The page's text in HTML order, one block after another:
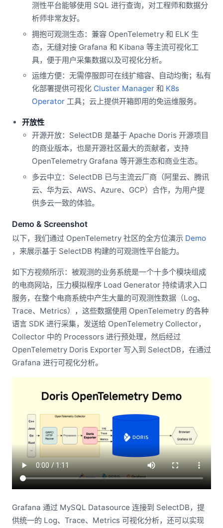
测性平台能够使用 SQL 进行查询，对工程师和数据分
析师非常友好。
拥抱可观测生态：兼容 OpenTelemetry 和 ELK 生
态，无缝对接 Grafana 和 Kibana 等主流可视化工
具，便于用户采集数据以及可视化分析。
运维方便：无需停服即可在线扩缩容、自动均衡；私有
化部署提供可视化 Cluster Manager 和 K8s
Operator 工具；云上提供开箱即用的免运维服务。
开放性
开源开放：SelectDB 是基于 Apache Doris 开源项目
的商业版本，也是开源社区最大的贡献者，支持
OpenTelemetry Grafana 等开源生态和商业生态。
多云中立：SelectDB 已与主流云厂商（阿里云、腾讯
云、华为云、AWS、Azure、GCP）合作，为用户提
供多云一致的体验。
Demo & Screenshot
以下，我们通过 OpenTelemetry 社区的全方位演示 Demo
，来展示基于 SelectDB 构建的可观测性平台能力。
如下方视频所示：被观测的业务系统是一个十多个模块组成
的电商网站，压力模拟程序 Load Generator 持续请求入口
服务，在整个电商系统中产生大量的可观测性数据（Log、
Trace、Metrics），这些数据使用 OpenTelemetry 的各种
语言 SDK 进行采集，发送给 OpenTelemetry Collector，
Collector 中的 Processors 进行预处理，然后经过
OpenTelemetry Doris Exporter 写入到 SelectDB，在通过
Grafana 进行可视化分析。
Grafana 通过 MySQL Datasource 连接到 SelectDB，提
供统一的 Log、Trace、Metrics 可视化分析，还可以实现